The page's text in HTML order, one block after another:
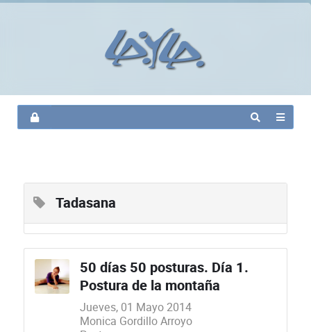
Tadasana
50 días 50 posturas. Día 1.
Postura de la montaña
Jueves, 01 Mayo 2014
Monica Gordillo Arroyo